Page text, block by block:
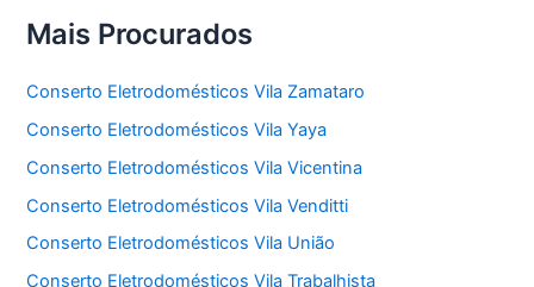
Mais Procurados
Conserto Eletrodomésticos Vila Zamataro
Conserto Eletrodomésticos Vila Yaya
Conserto Eletrodomésticos Vila Vicentina
Conserto Eletrodomésticos Vila Venditti
Conserto Eletrodomésticos Vila União
Conserto Eletrodomésticos Vila Trabalhista